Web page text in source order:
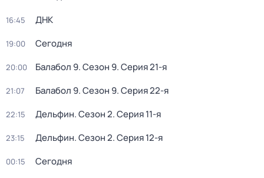
16:45 ДНК
19:00 Сегодня
20:00 Балабол 9. Сезон 9. Серия 21-я
21:07 Балабол 9. Сезон 9. Серия 22-я
22:15 Дельфин. Сезон 2. Серия 11-я
23:15 Дельфин. Сезон 2. Серия 12-я
00:15 Сегодня